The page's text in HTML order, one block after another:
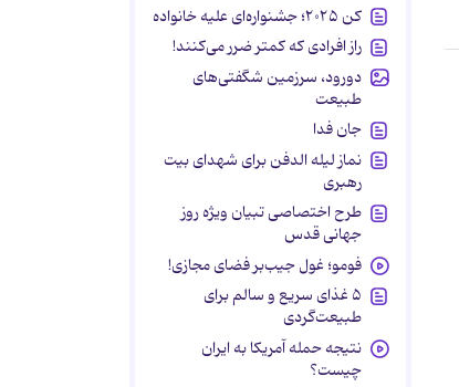
کن ۲۰۲۵؛ جشنواره‌ای علیه خانواده
راز افرادی که کمتر ضرر می‌کنند!
دورود، سرزمین شگفتی‌های
طبیعت
جان فدا
نماز لیله الدفن برای شهدای بیت
رهبری
طرح اختصاصی تبیان ویژه روز
جهانی قدس
فومو؛ غول جیب‌بر فضای مجازی!
۵ غذای سریع و سالم برای
طبیعت‌گردی
نتیجه حمله آمریکا به ایران
چیست؟